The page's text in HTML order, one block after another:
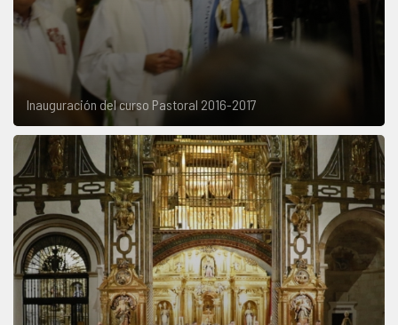
Inauguración del curso Pastoral 2016-2017